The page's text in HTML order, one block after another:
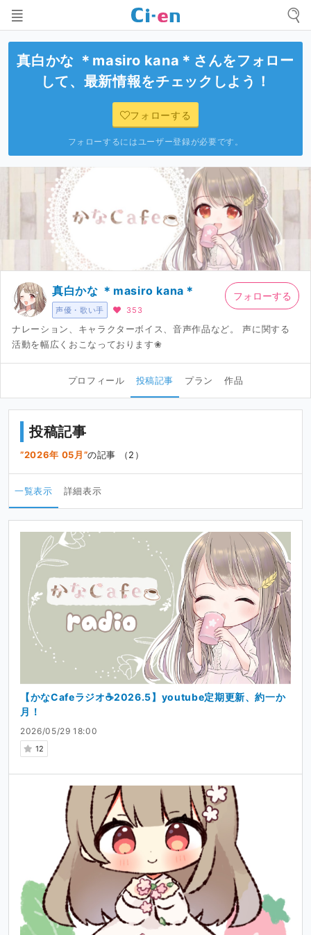
真白かな ＊masiro kana＊ さんをフォロー
して、最新情報をチェックしよう！
フォローする
フォローするにはユーザー登録が必要です。
声優・歌い手
真白かな ＊masiro kana＊
353
ナレーション、キャラクターボイス、音声作品など。 声に関する
活動を幅広くおこなっております❀
フォローする
プロフィール 投稿記事 プラン 作品
投稿記事
2026年 05月 の記事 （2）
一覧表示 詳細表示
2026/05/29 18:00
12
【かなCafeラジオ☕2026.5】youtube定期更新、約一か
月！